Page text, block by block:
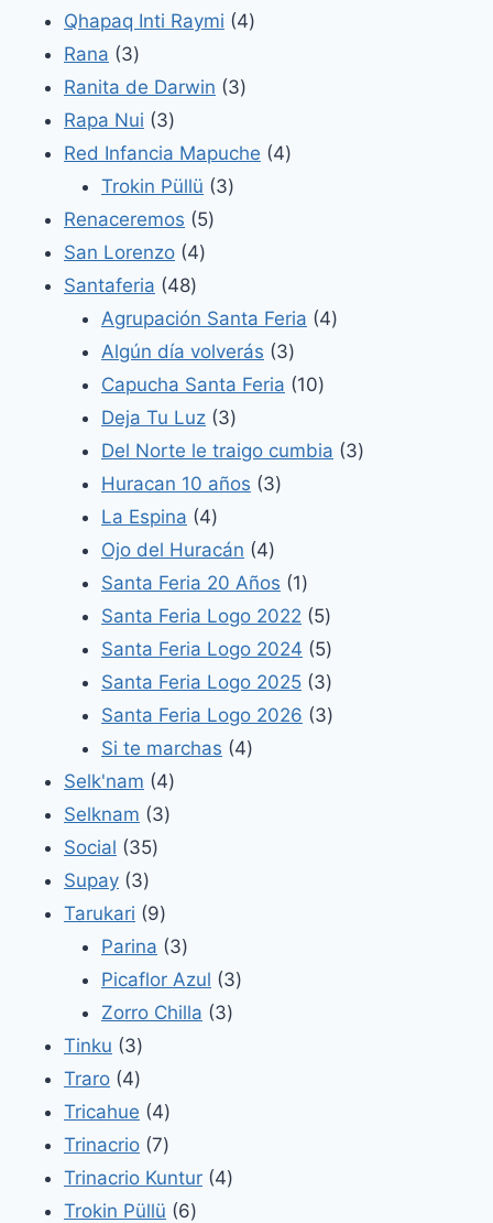
productos
Qhapaq Inti Raymi 44
Rana 33
productos
Ranita de Darwin 33
Rapa Nui 33
productos
Red Infancia Mapuche 44
Trokin Püllü 33
Renaceremos 55
San Lorenzo 44
Santaferia 4848
productos
Agrupación Santa Feria 44
Algún día volverás 33
productos
Capucha Santa Feria 1010
Deja Tu Luz 33
productos
Del Norte le traigo cumbia 33
Huracan 10 años 33
La Espina 44
productos
Ojo del Huracán 44
productos
Santa Feria 20 Años 11
producto
Santa Feria Logo 2022 55
productos
Santa Feria Logo 2024 55
productos
Santa Feria Logo 2025 33
productos
Santa Feria Logo 2026 33
Si te marchas 44
Selk'nam 44
productos
Selknam 33
Social 3535
Supay 33
productos
Tarukari 99
productos
Parina 33
productos
Picaflor Azul 33
Zorro Chilla 33
Tinku 33
productos
Traro 44
productos
Tricahue 44
productos
Trinacrio 77
productos
Trinacrio Kuntur 44
Trokin Püllü 66